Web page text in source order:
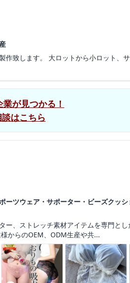
致します。 大ロットから小ロット、サ
が見つかる！
はこちら
ツウェア・サポーター・ビーズクッ
、ストレッチ素材アイテムを専門と
からのOEM、ODM生産や共...